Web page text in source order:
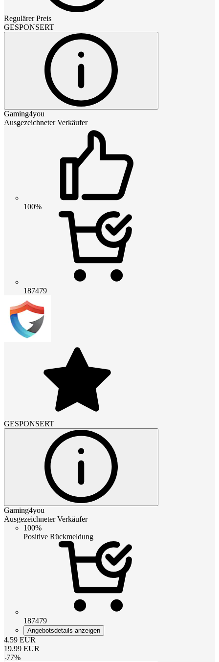
Regulärer Preis
GESPONSERT
Gaming4you
Ausgezeichneter Verkäufer
100%
187479
GESPONSERT
Gaming4you
Ausgezeichneter Verkäufer
100%
Positive Rückmeldung
187479
Angebotsdetails anzeigen
4.59 EUR
19.99 EUR
-77%